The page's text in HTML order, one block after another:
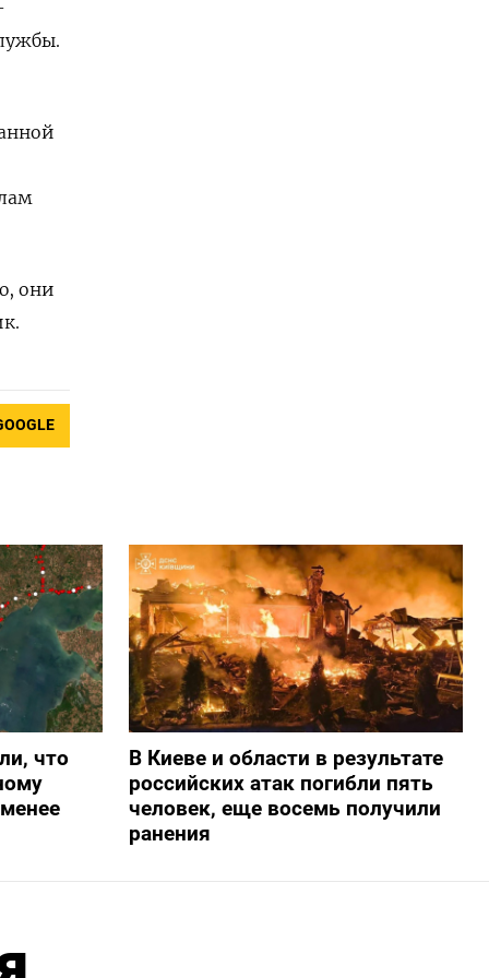
они
что
В Киеве и области в результате
российских атак погибли пять
человек, еще восемь получили
ранения